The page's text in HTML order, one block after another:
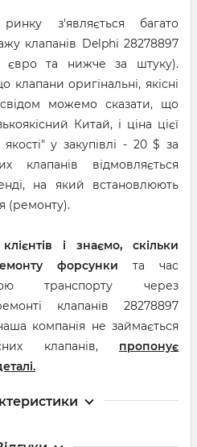
з'являється багато
клапанів Delphi 28278897
євро та нижче за штуку).
оригінальні, якісні
можемо сказати, що
Китай, і ціна цієї
у закупівлі - 20 $ за
клапанів відмовляється
на який встановлюють
(ремонту).
і знаємо, скільки
форсунки та час
транспорту через
клапанів 28278897
компанія не займається
клапанів, пропонує